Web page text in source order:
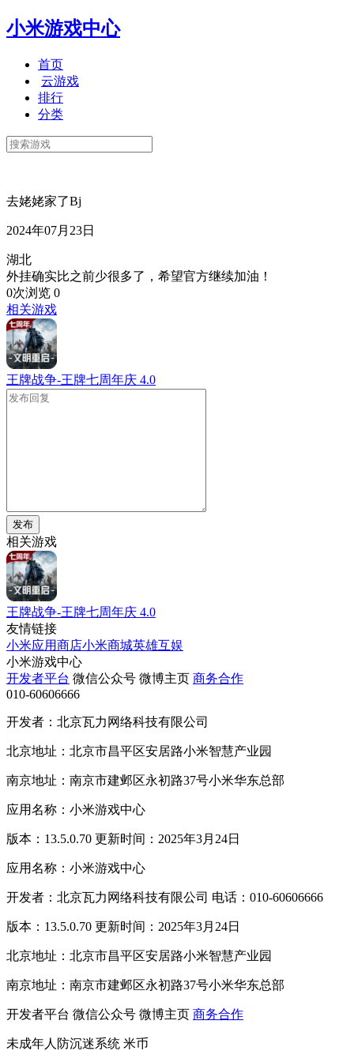
小米游戏中心
首页
云游戏
排行
分类
去姥姥家了Bj
2024年07月23日
湖北
外挂确实比之前少很多了，希望官方继续加油！
0次浏览 0
相关游戏
王牌战争-王牌七周年庆 4.0
发布
相关游戏
王牌战争-王牌七周年庆 4.0
友情链接
小米应用商店小米商城英雄互娱
小米游戏中心
开发者平台 微信公众号 微博主页 商务合作
010-60606666
开发者：北京瓦力网络科技有限公司
北京地址：北京市昌平区安居路小米智慧产业园
南京地址：南京市建邺区永初路37号小米华东总部
应用名称：小米游戏中心
版本：13.5.0.70 更新时间：2025年3月24日
应用名称：小米游戏中心
开发者：北京瓦力网络科技有限公司 电话：010-60606666
版本：13.5.0.70 更新时间：2025年3月24日
北京地址：北京市昌平区安居路小米智慧产业园
南京地址：南京市建邺区永初路37号小米华东总部
开发者平台 微信公众号 微博主页 商务合作
未成年人防沉迷系统 米币